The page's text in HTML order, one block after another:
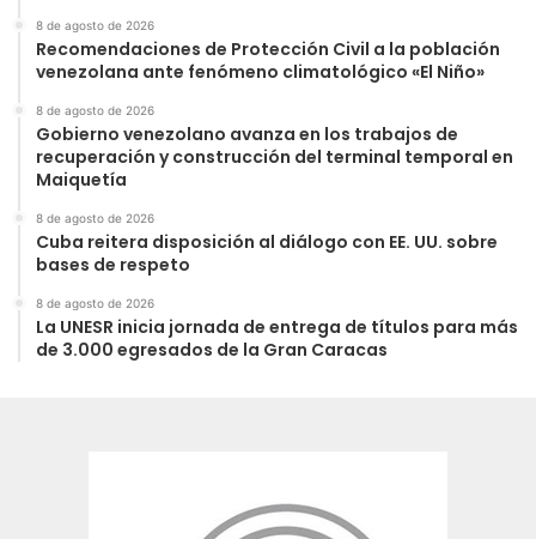
8 de agosto de 2026
Recomendaciones de Protección Civil a la población
venezolana ante fenómeno climatológico «El Niño»
8 de agosto de 2026
Gobierno venezolano avanza en los trabajos de
recuperación y construcción del terminal temporal en
Maiquetía
8 de agosto de 2026
Cuba reitera disposición al diálogo con EE. UU. sobre
bases de respeto
8 de agosto de 2026
La UNESR inicia jornada de entrega de títulos para más
de 3.000 egresados de la Gran Caracas